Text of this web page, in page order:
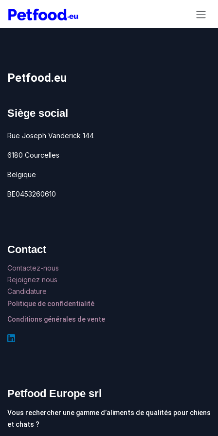
Petfood.eu
Siège social
Rue Joseph Vanderick 144
6180 Courcelles
Belgique
BE0453260610
Contact
Contactez-nous
Rejoignez nous
Candidature
Politique de confidentialité
Conditions générales de vente
Petfood Europe srl
Vous rechercher une gamme d’aliments de qualités pour chiens
et chats ?